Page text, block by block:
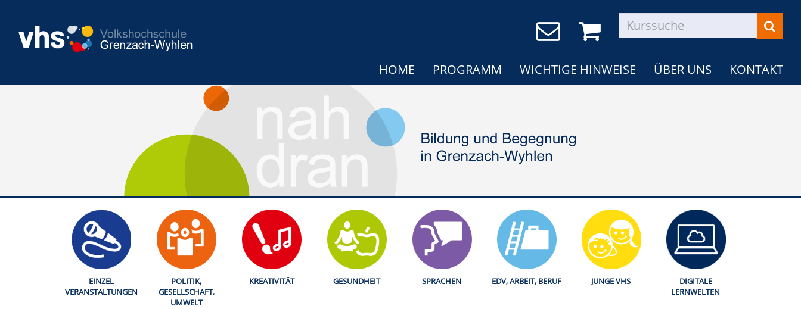
HOME PROGRAMM WICHTIGE HINWEISE ÜBER UNS KONTAKT
EINZEL
VERANSTALTUNGEN
POLITIK,
GESELLSCHAFT,
UMWELT
KREATIVITÄT GESUNDHEIT SPRACHEN EDV, ARBEIT, BERUF JUNGE VHS
DIGITALE
LERNWELTEN